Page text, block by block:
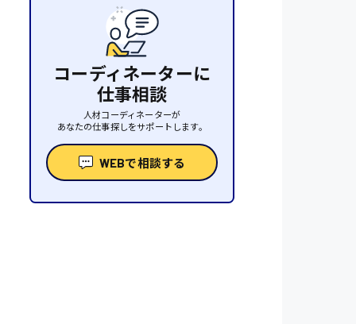
コーディネーターに
仕事相談
人材コーディネーターが
あなたの仕事探しをサポートします。
WEBで相談する